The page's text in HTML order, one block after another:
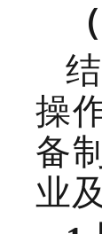
操
备
业